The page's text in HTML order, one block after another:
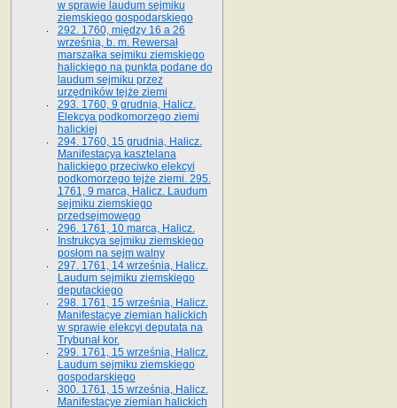
w sprawie laudum sejmiku
ziemskiego gospodarskiego
292. 1760, między 16 a 26
września, b. m. Rewersał
marszałka sejmiku ziemskiego
halickiego na punkta podane do
laudum sejmiku przez
urzędników tejże ziemi
293. 1760, 9 grudnia, Halicz.
Elekcya podkomorzego ziemi
halickiej
294. 1760, 15 grudnia, Halicz.
Manifestacya kasztelana
halickiego przeciwko elekcyi
podkomorzego tejże ziemi. 295.
1761, 9 marca, Halicz. Laudum
sejmiku ziemskiego
przedsejmowego
296. 1761, 10 marca, Halicz.
Instrukcya sejmiku ziemskiego
posłom na sejm walny
297. 1761, 14 września, Halicz.
Laudum sejmiku ziemskiego
deputackiego
298. 1761, 15 września, Halicz.
Manifestacye ziemian halickich
w sprawie elekcyi deputata na
Trybunał kor.
299. 1761, 15 września, Halicz.
Laudum sejmiku ziemskiego
gospodarskiego
300. 1761, 15 września, Halicz.
Manifestacye ziemian halickich